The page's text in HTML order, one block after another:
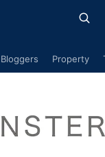
Bloggers Property